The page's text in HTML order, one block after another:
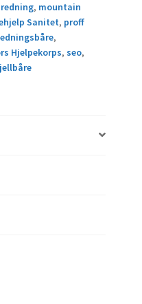
, mountain
Sanitet, proff
,
Hjelpekorps, seo,